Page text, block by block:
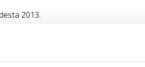
2013.
oman Kapua-ryhmän eli